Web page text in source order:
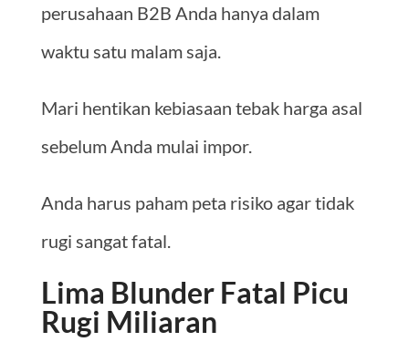
perusahaan B2B Anda hanya dalam
waktu satu malam saja.
Mari hentikan kebiasaan tebak harga asal
sebelum Anda mulai impor.
Anda harus paham peta risiko agar tidak
rugi sangat fatal.
Lima Blunder Fatal Picu
Rugi Miliaran